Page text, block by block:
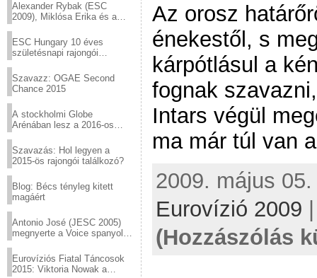
Alexander Rybak (ESC
2009), Miklósa Erika és a
sztárjai a Margitszigeten
ESC Hungary 10 éves
születésnapi rajongói
Szavazz: OGAE Second
Chance 2015
A stockholmi Globe
Arénában lesz a 2016-os
Szavazás: Hol legyen a
2015-ös rajongói találkozó?
Blog: Bécs tényleg kitett
magáért
Antonio José (JESC 2005)
megnyerte a Voice spanyol
Eurovíziós Fiatal Táncosok
2015: Viktoria Nowak a
Az orosz
énekestől, s
kárpótlásul a
fognak
Intars végül
ma már túl van
2009. május
Eurovízió 2009
(Hozzászólás